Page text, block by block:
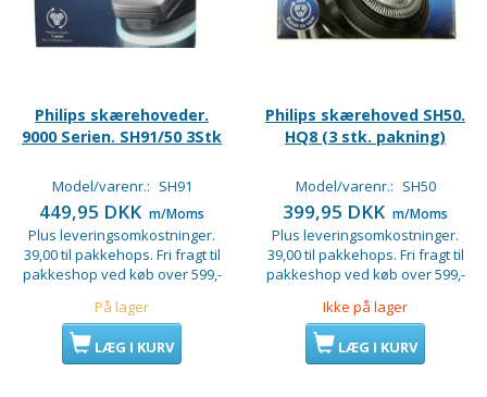
Philips skærehoveder.
9000 Serien. SH91/50 3Stk
Model/varenr.: SH91
449,95 DKK m/Moms
Plus leveringsomkostninger.
39,00 til pakkehops. Fri fragt til
pakkeshop ved køb over 599,-
På lager
LÆG I KURV
Philips skærehoved SH50.
HQ8 (3 stk. pakning)
Model/varenr.: SH50
399,95 DKK m/Moms
Plus leveringsomkostninger.
39,00 til pakkehops. Fri fragt til
pakkeshop ved køb over 599,-
Ikke på lager
LÆG I KURV